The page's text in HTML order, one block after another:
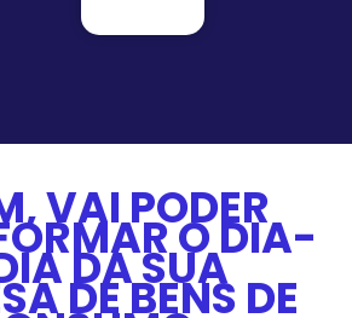
VAI PODER
O DIA-
DA SUA
DE BENS DE